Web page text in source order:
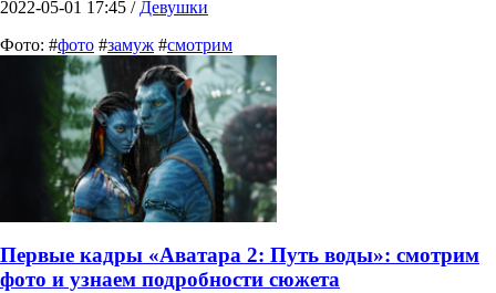
2022-05-01 17:45 / Девушки
Фото: #фото #замуж #смотрим
Первые кадры «Аватара 2: Путь воды»: смотрим
фото и узнаем подробности сюжета